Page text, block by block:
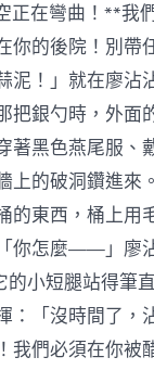
正在彎曲！**我
你的後院！別帶
！」就在廖沾
把銀勺時，外面
著黑色燕尾服、
上的破洞鑽進來
的東西，桶上用
你怎麼——」廖
的小短腿站得筆
：「沒時間了，
我們必須在你被